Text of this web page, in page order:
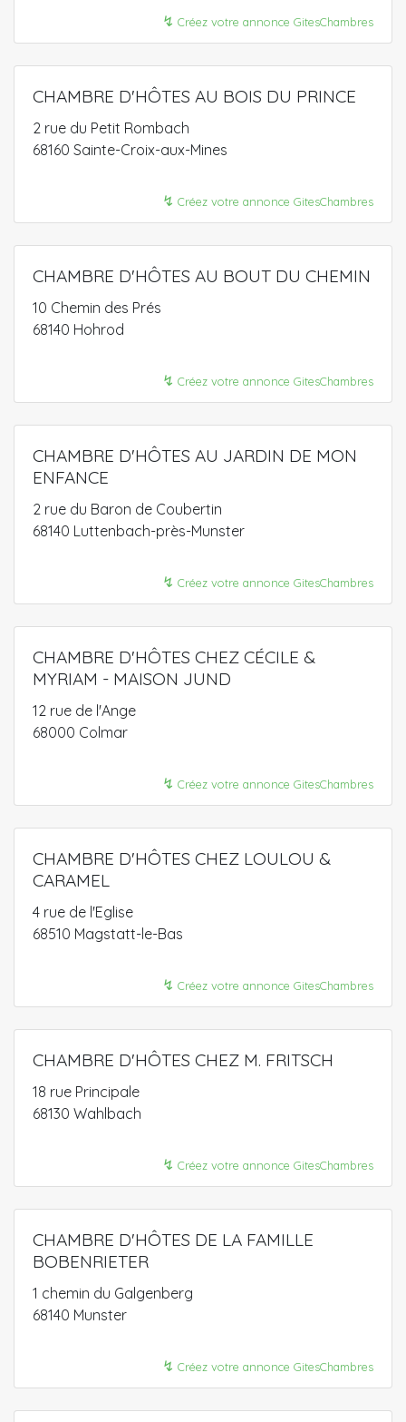
↯ Créez votre annonce GitesChambres
CHAMBRE D'HÔTES AU BOIS DU PRINCE
2 rue du Petit Rombach
68160 Sainte-Croix-aux-Mines
↯ Créez votre annonce GitesChambres
CHAMBRE D'HÔTES AU BOUT DU CHEMIN
10 Chemin des Prés
68140 Hohrod
↯ Créez votre annonce GitesChambres
CHAMBRE D'HÔTES AU JARDIN DE MON
ENFANCE
2 rue du Baron de Coubertin
68140 Luttenbach-près-Munster
↯ Créez votre annonce GitesChambres
CHAMBRE D'HÔTES CHEZ CÉCILE &
MYRIAM - MAISON JUND
12 rue de l'Ange
68000 Colmar
↯ Créez votre annonce GitesChambres
CHAMBRE D'HÔTES CHEZ LOULOU &
CARAMEL
4 rue de l'Eglise
68510 Magstatt-le-Bas
↯ Créez votre annonce GitesChambres
CHAMBRE D'HÔTES CHEZ M. FRITSCH
18 rue Principale
68130 Wahlbach
↯ Créez votre annonce GitesChambres
CHAMBRE D'HÔTES DE LA FAMILLE
BOBENRIETER
1 chemin du Galgenberg
68140 Munster
↯ Créez votre annonce GitesChambres